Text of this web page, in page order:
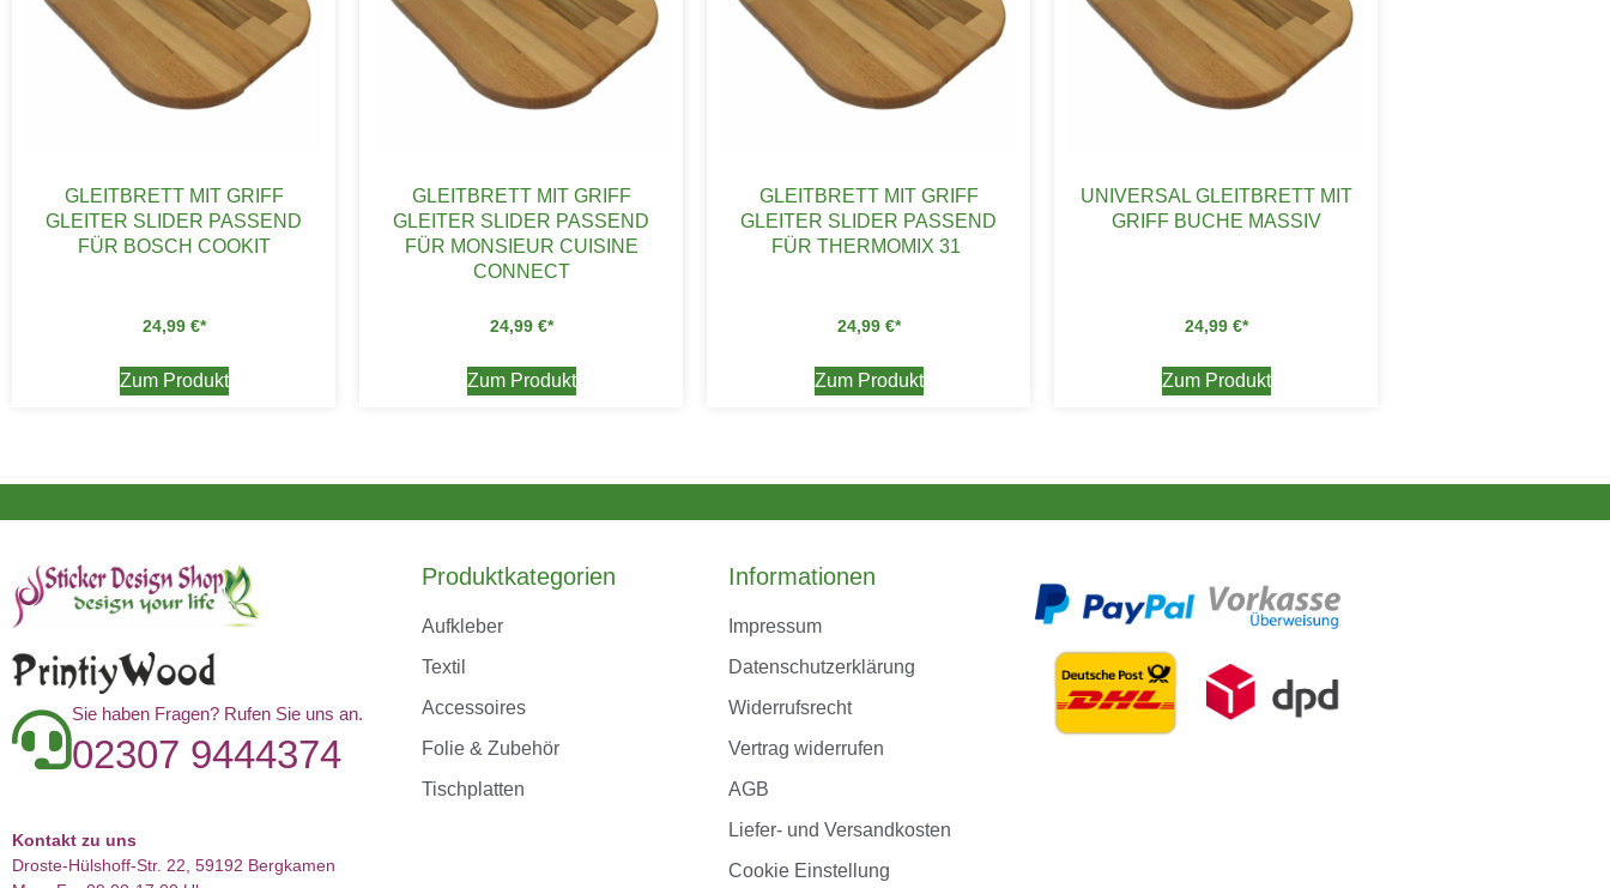
GLEITBRETT MIT GRIFF
GLEITER SLIDER PASSEND
FÜR BOSCH COOKIT
24,99 €
Zum Produkt
GLEITBRETT MIT GRIFF
GLEITER SLIDER PASSEND
FÜR MONSIEUR CUISINE
CONNECT
24,99 €
Zum Produkt
GLEITBRETT MIT GRIFF
GLEITER SLIDER PASSEND
FÜR THERMOMIX 31
24,99 €
Zum Produkt
UNIVERSAL GLEITBRETT MIT
GRIFF BUCHE MASSIV
24,99 €
Zum Produkt
Sie haben Fragen? Rufen Sie uns an.
02307 9444374
Kontakt zu uns
Droste-Hülshoff-Str. 22, 59192 Bergkamen
Produktkategorien
Aufkleber
Textil
Accessoires
Folie & Zubehör
Tischplatten
Informationen
Impressum
Datenschutzerklärung
Widerrufsrecht
Vertrag widerrufen
AGB
Liefer- und Versandkosten
Cookie Einstellung